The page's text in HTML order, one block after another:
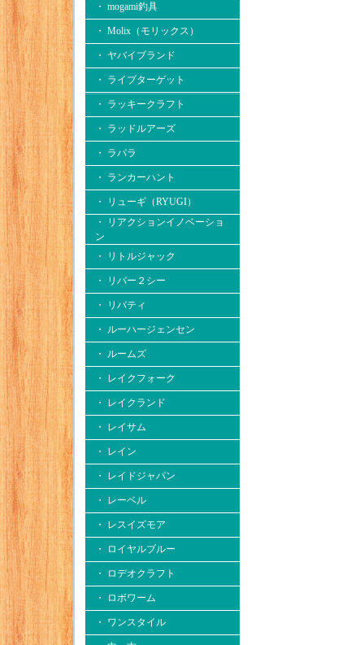
・ mogami釣具
・ Molix（モリックス）
・ ヤバイブランド
・ ライブターゲット
・ ラッキークラフト
・ ラッドルアーズ
・ ラパラ
・ ランカーハント
・ リューギ（RYUGI）
・ リアクションイノベーショ
ン
・ リトルジャック
・ リバー２シー
・ リバティ
・ ルーハージェンセン
・ ルームズ
・ レイクフォーク
・ レイクランド
・ レイサム
・ レイン
・ レイドジャパン
・ レーベル
・ レスイズモア
・ ロイヤルブルー
・ ロデオクラフト
・ ロボワーム
・ ワンスタイル